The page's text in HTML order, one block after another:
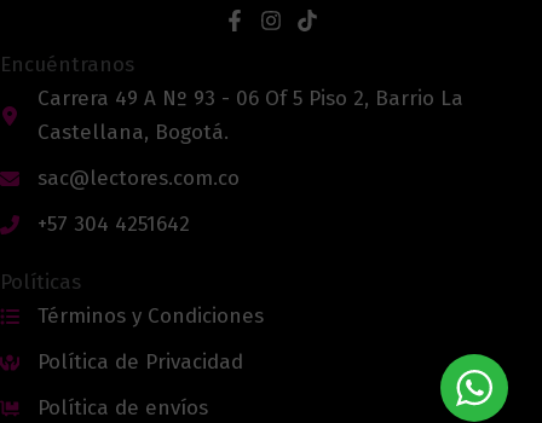
Encuéntranos
Carrera 49 A Nº 93 - 06 Of 5 Piso 2, Barrio La
Castellana, Bogotá.
sac@lectores.com.co
+57 304 4251642
Políticas
Términos y Condiciones
Política de Privacidad
Política de envíos